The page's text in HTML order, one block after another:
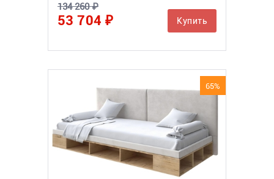
134 260 ₽
53 704 ₽ Купить
65%